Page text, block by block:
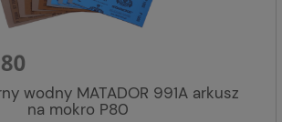
wodny MATADOR 991A arkusz
na mokro P80